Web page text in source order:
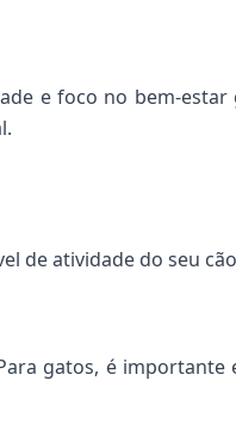
e foco no bem-
de atividade do seu
gatos, é